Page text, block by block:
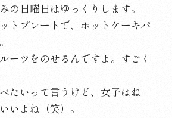
の日曜日はゆっくりします。
トプレートで、ホットケーキパ
ーツをのせるんですよ。すごく
たいって言うけど、女子はね
いよね（笑）。